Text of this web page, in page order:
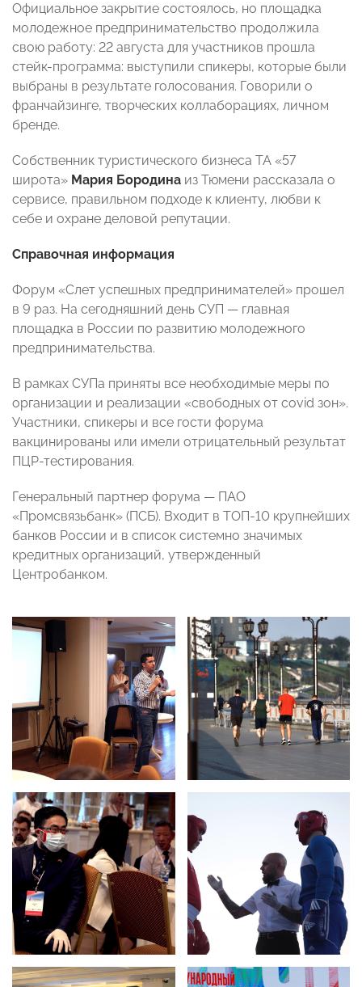
Официальное закрытие состоялось, но площадка
молодежное предпринимательство продолжила
свою работу: 22 августа для участников прошла
стейк-программа: выступили спикеры, которые были
выбраны в результате голосования. Говорили о
франчайзинге, творческих коллаборациях, личном
бренде.
Собственник туристического бизнеса ТА «57
широта» Мария Бородина из Тюмени рассказала о
сервисе, правильном подходе к клиенту, любви к
себе и охране деловой репутации.
Справочная информация
Форум «Слет успешных предпринимателей» прошел
в 9 раз. На сегодняшний день СУП — главная
площадка в России по развитию молодежного
предпринимательства.
В рамках СУПа приняты все необходимые меры по
организации и реализации «свободных от covid зон».
Участники, спикеры и все гости форума
вакцинированы или имели отрицательный результат
ПЦР-тестирования.
Генеральный партнер форума — ПАО
«Промсвязьбанк» (ПСБ). Входит в ТОП-10 крупнейших
банков России и в список системно значимых
кредитных организаций, утвержденный
Центробанком.